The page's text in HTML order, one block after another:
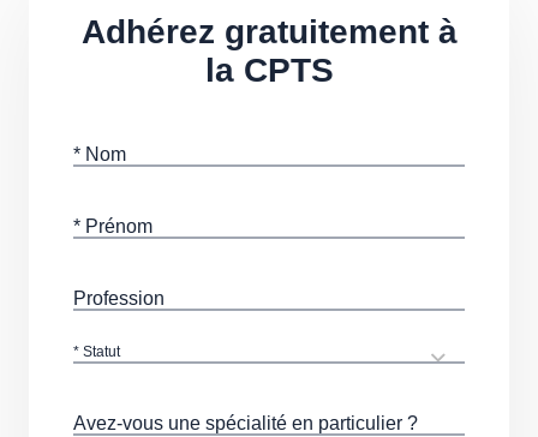
Adhérez gratuitement à
la CPTS
* Nom
* Prénom
Profession
* Statut
Avez-vous une spécialité en particulier ?